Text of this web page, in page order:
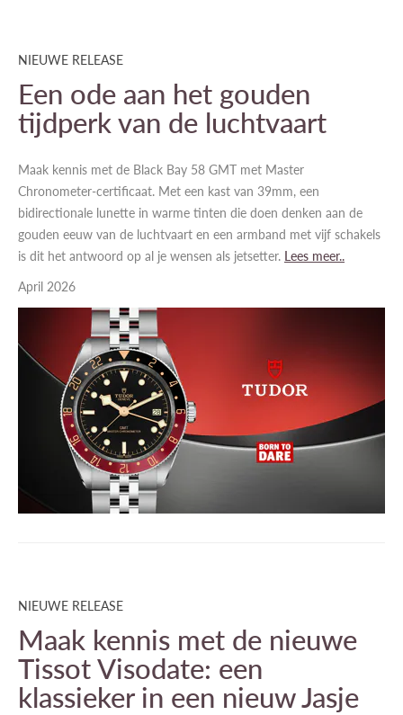
NIEUWE RELEASE
Een ode aan het gouden
tijdperk van de luchtvaart
Maak kennis met de Black Bay 58 GMT met Master
Chronometer-certificaat. Met een kast van 39mm, een
bidirectionale lunette in warme tinten die doen denken aan de
gouden eeuw van de luchtvaart en een armband met vijf schakels
is dit het antwoord op al je wensen als jetsetter. Lees meer..
April 2026
NIEUWE RELEASE
Maak kennis met de nieuwe
Tissot Visodate: een
klassieker in een nieuw Jasje